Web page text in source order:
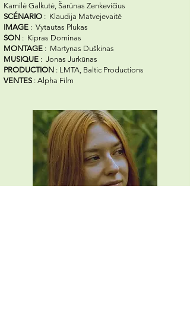
Kamilė Galkutė, Šarūnas Zenkevičius
SCÉNARIO : Klaudija Matvejevaitė
IMAGE : Vytautas Plukas
SON : Kipras Dominas
MONTAGE : Martynas Duškinas
MUSIQUE : Jonas Jurkūnas
PRODUCTION : LMTA, Baltic Productions
VENTES : Alpha Film